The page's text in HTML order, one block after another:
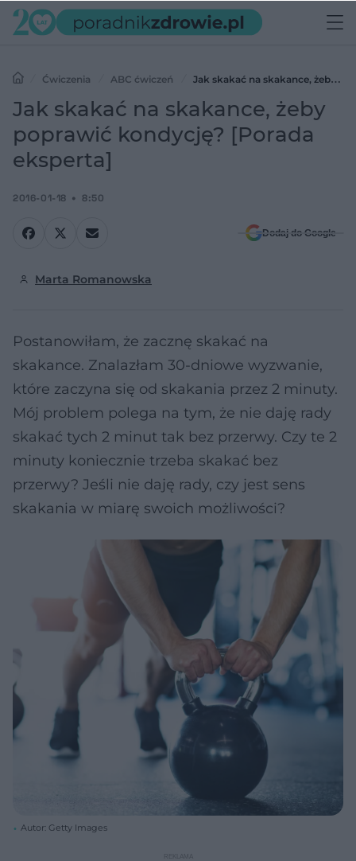
Ćwiczenia ABC ćwiczeń
Jak skakać na skakance, żeby
poprawić kondycję? [Porada eksperta]
Jak skakać na skakance, żeby
poprawić kondycję? [Porada
eksperta]
2016-01-18 8:50
Dodaj do Google
Marta Romanowska
Postanowiłam, że zacznę skakać na
skakance. Znalazłam 30-dniowe wyzwanie,
które zaczyna się od skakania przez 2 minuty.
Mój problem polega na tym, że nie daję rady
skakać tych 2 minut tak bez przerwy. Czy te 2
minuty koniecznie trzeba skakać bez
przerwy? Jeśli nie daję rady, czy jest sens
skakania w miarę swoich możliwości?
Autor: Getty Images